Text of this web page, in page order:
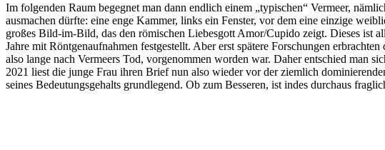
Im folgenden Raum begegnet man dann endlich einem „typischen“ Vermeer,
ausmachen dürfte: eine enge Kammer, links ein Fenster, vor dem eine einzige
großes Bild-im-Bild, das den römischen Liebesgott Amor/Cupido zeigt. Dieses ist
Jahre mit Röntgenaufnahmen festgestellt. Aber erst spätere Forschungen
also lange nach Vermeers Tod, vorgenommen worden war. Daher entschied man
2021 liest die junge Frau ihren Brief nun also wieder vor der ziemlich
seines Bedeutungsgehalts grundlegend. Ob zum Besseren, ist indes durchaus